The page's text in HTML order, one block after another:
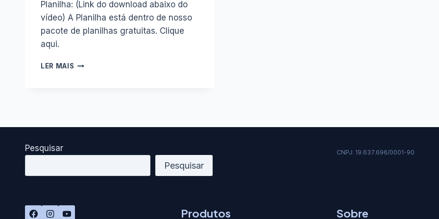
Planilha: (Link do download abaixo do
vídeo) A Planilha está dentro de nosso
pacote de planilhas gratuitas. Clique
aqui.
LER MAIS PLANILHA
Pesquisar
Pesquisar
CNPJ: 19.637.696/0001-90
Produtos Sobre